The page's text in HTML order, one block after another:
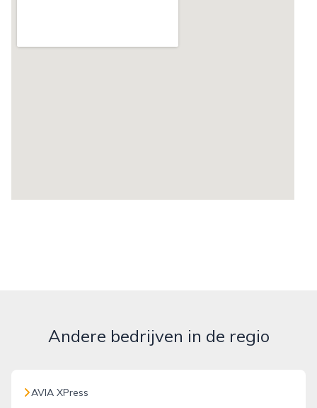
Andere bedrijven in de regio
AVIA XPress